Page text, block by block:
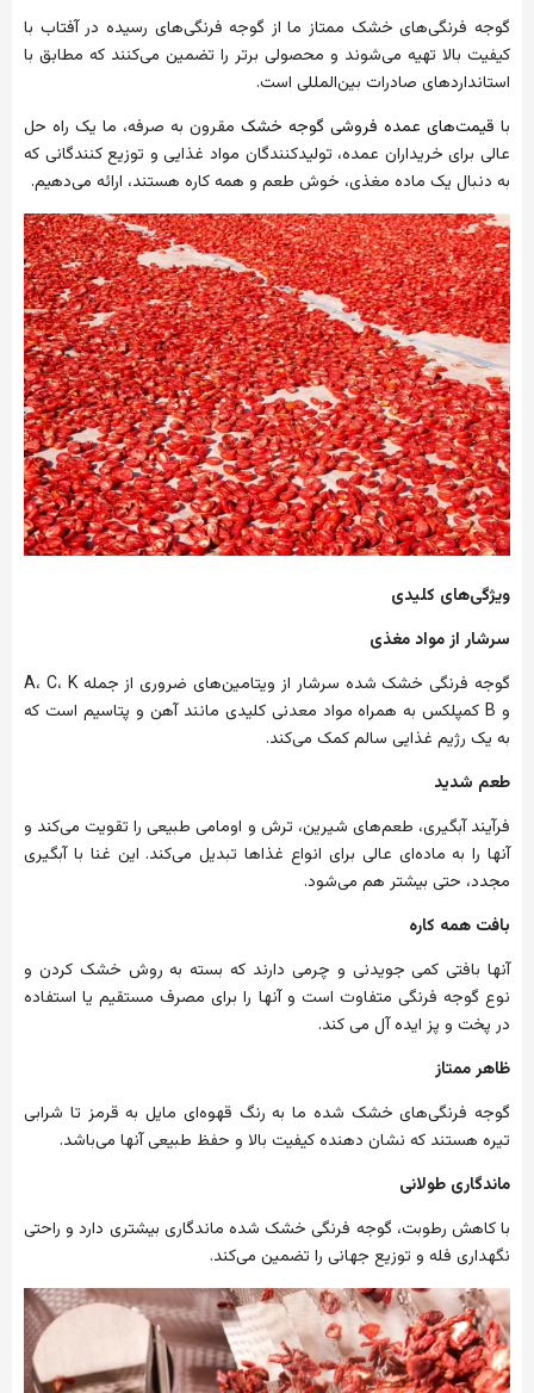
گوجه فرنگی‌های خشک ممتاز ما از گوجه فرنگی‌های رسیده در آفتاب با
کیفیت بالا تهیه می‌شوند و محصولی برتر را تضمین می‌کنند که مطابق با
استانداردهای صادرات بین‌المللی است.
با قیمت‌های عمده فروشی گوجه خشک مقرون به صرفه، ما یک راه حل
عالی برای خریداران عمده، تولیدکنندگان مواد غذایی و توزیع کنندگانی که
به دنبال یک ماده مغذی، خوش طعم و همهکاره هستند، ارائه می‌دهیم.
ویژگی‌های کلیدی
سرشار ازمواد مغذی
گوجه فرنگی خشک شده سرشار از ویتامین‌های ضروری از جمله A ، C، K
وB کمپلکس به همراه مواد معدنی کلیدی مانند آهن و پتاسیم است که
به یک رژیم غذایی سالمکمک می‌کند.
طعم شدید
فرآیند آبگیری، طعم‌های شیرین، ترش و اومامی طبیعی را تقویت می‌کند و
آنها را به ماده‌ای عالی برای انواع غذاها تبدیل می‌کند. این غنا با آبگیری
مجدد، حتی بیشتر هم می‌شود.
بافت همه کاره
آنها بافتی کمی جویدنی و چرمی دارند که بسته به روش خشک کردن و
نوع گوجه فرنگی متفاوت است و آنها را برای مصرف مستقیم یا استفاده
در پخت و پز ایدهآل میکند.
ظاهرممتاز
گوجه فرنگی‌های خشک شده ما به رنگ قهوه‌ای مایل به قرمز تا شرابی
تیره هستند که نشان دهندهکیفیت بالا و حفظ طبیعیآنها می‌باشد.
ماندگاری طولانی
باکاهش رطوبت، گوجه فرنگی خشک شده ماندگاری بیشتری دارد و راحتی
نگهداری فله و توزیع جهانی را تضمین می‌کند.